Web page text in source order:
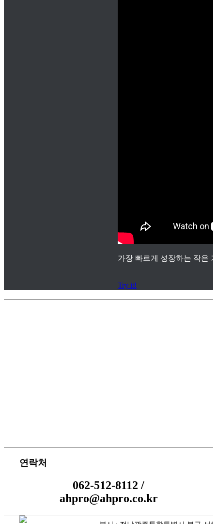
가장 빠르게 성장하는 작은
Try it!
연락처
062-512-8112 /
ahpro@ahpro.co.kr